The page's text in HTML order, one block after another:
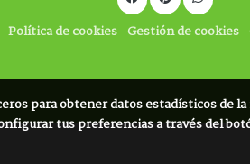
Política de cookies Gestión de cookies
para obtener datos estadísticos de la
tus preferencias a través del